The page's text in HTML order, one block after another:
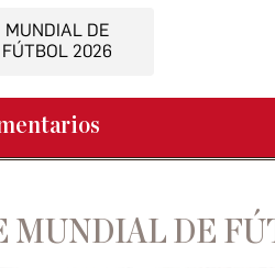
MUNDIAL DE
FÚTBOL 2026
MUNDIAL DE